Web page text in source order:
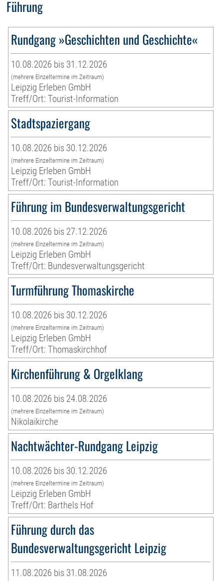
Führung
Rundgang »Geschichten und Geschichte«
10.08.2026 bis 31.12.2026
(mehrere Einzeltermine im Zeitraum)
Leipzig Erleben GmbH
Treff/Ort: Tourist-Information
Stadtspaziergang
10.08.2026 bis 30.12.2026
(mehrere Einzeltermine im Zeitraum)
Leipzig Erleben GmbH
Treff/Ort: Tourist-Information
Führung im Bundesverwaltungsgericht
10.08.2026 bis 27.12.2026
(mehrere Einzeltermine im Zeitraum)
Leipzig Erleben GmbH
Treff/Ort: Bundesverwaltungsgericht
Turmführung Thomaskirche
10.08.2026 bis 30.12.2026
(mehrere Einzeltermine im Zeitraum)
Leipzig Erleben GmbH
Treff/Ort: Thomaskirchhof
Kirchenführung & Orgelklang
10.08.2026 bis 24.08.2026
(mehrere Einzeltermine im Zeitraum)
Nikolaikirche
Nachtwächter-Rundgang Leipzig
10.08.2026 bis 30.12.2026
(mehrere Einzeltermine im Zeitraum)
Leipzig Erleben GmbH
Treff/Ort: Barthels Hof
Führung durch das
Bundesverwaltungsgericht Leipzig
11.08.2026 bis 31.08.2026